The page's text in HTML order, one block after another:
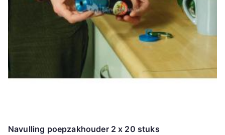
Navulling poepzakhouder 2 x 20 stuks